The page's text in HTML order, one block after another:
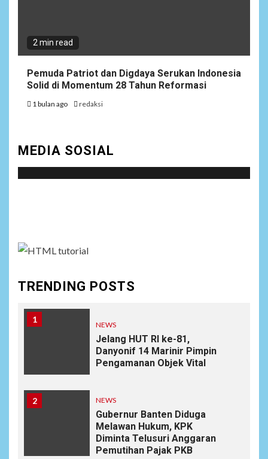
2 min read
Pemuda Patriot dan Digdaya Serukan Indonesia
Solid di Momentum 28 Tahun Reformasi
1 bulan ago redaksi
MEDIA SOSIAL
TRENDING POSTS
1
NEWS
Jelang HUT RI ke-81,
Danyonif 14 Marinir Pimpin
Pengamanan Objek Vital
2 NEWS
Gubernur Banten Diduga
Melawan Hukum, KPK
Diminta Telusuri Anggaran
Pemutihan Pajak PKB